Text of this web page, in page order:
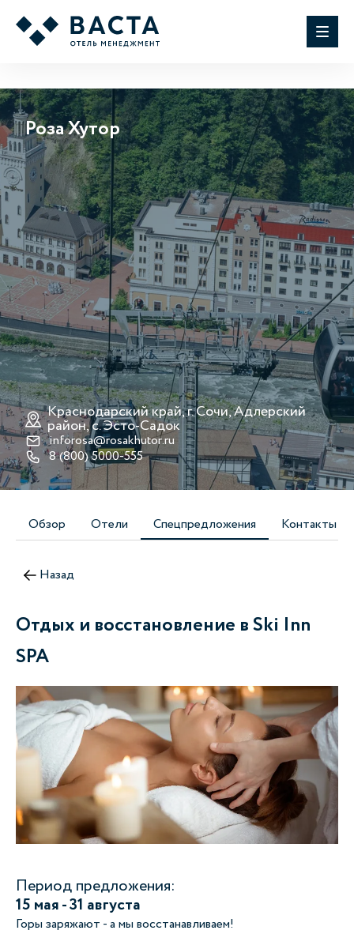
Роза Хутор
Краснодарский край, г. Сочи, Адлерский
район, с. Эсто-Cадок
inforosa@rosakhutor.ru
8 (800) 5000-555
Обзор Отели Спецпредложения Контакты
Назад
Отдых и восстановление в Ski Inn
SPA
Период предложения:
15 мая - 31 августа
Горы заряжают - а мы восстанавливаем!